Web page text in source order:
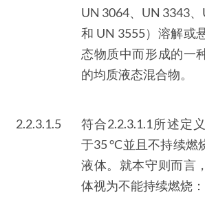
UN 3064、UN 3343
和 UN 3555）溶解或
态物质中而形成的一
的均质液态混合物。
2.2.3.1.5
符合2.2.3.1.1所述定
于35 °C並且不持续
液体。就本守则而言
体视为不能持续燃烧：